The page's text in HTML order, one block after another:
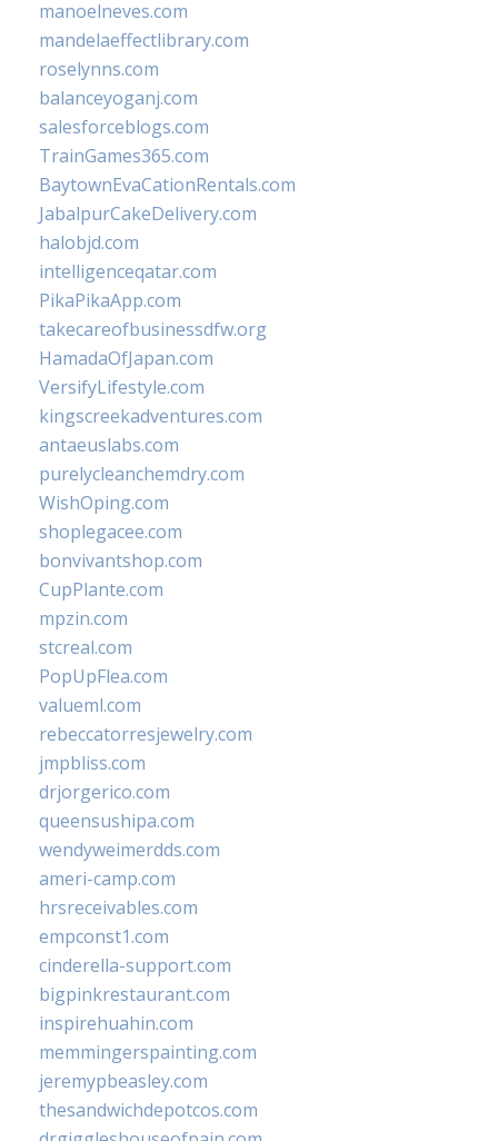
manoelneves.com
mandelaeffectlibrary.com
roselynns.com
balanceyoganj.com
salesforceblogs.com
TrainGames365.com
BaytownEvaCationRentals.com
JabalpurCakeDelivery.com
halobjd.com
intelligenceqatar.com
PikaPikaApp.com
takecareofbusinessdfw.org
HamadaOfJapan.com
VersifyLifestyle.com
kingscreekadventures.com
antaeuslabs.com
purelycleanchemdry.com
WishOping.com
shoplegacee.com
bonvivantshop.com
CupPlante.com
mpzin.com
stcreal.com
PopUpFlea.com
valueml.com
rebeccatorresjewelry.com
jmpbliss.com
drjorgerico.com
queensushipa.com
wendyweimerdds.com
ameri-camp.com
hrsreceivables.com
empconst1.com
cinderella-support.com
bigpinkrestaurant.com
inspirehuahin.com
memmingerspainting.com
jeremypbeasley.com
thesandwichdepotcos.com